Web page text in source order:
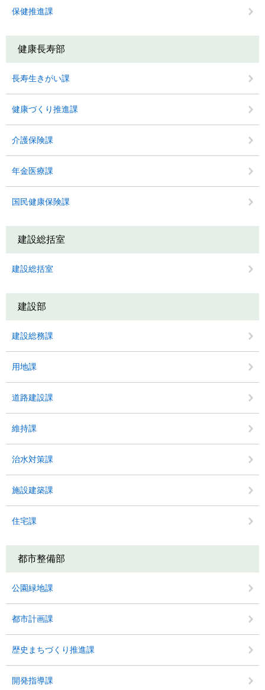
保健推進課
健康長寿部
長寿生きがい課
健康づくり推進課
介護保険課
年金医療課
国民健康保険課
建設総括室
建設総括室
建設部
建設総務課
用地課
道路建設課
維持課
治水対策課
施設建築課
住宅課
都市整備部
公園緑地課
都市計画課
歴史まちづくり推進課
開発指導課